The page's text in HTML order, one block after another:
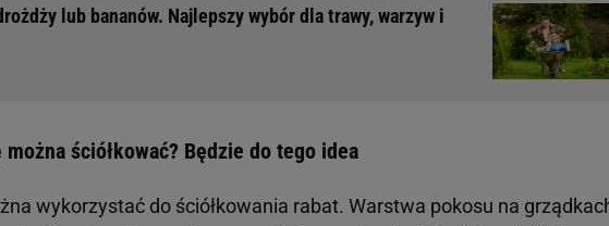
lub bananów. Najlepszy wybór dla trawy, warzyw i
ściółkować? Będzie do tego idea
wykorzystać do ściółkowania rabat. Warstwa pokosu na